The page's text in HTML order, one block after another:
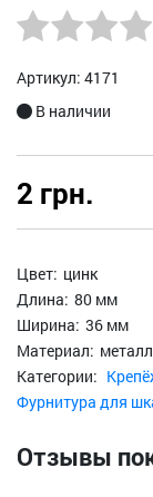
Артикул: 4171
В наличии
2 грн.
Цвет: цинк
Длина: 80 мм
Ширина: 36 мм
Материал: металл
Категории:
Фурнитура для
Отзывы